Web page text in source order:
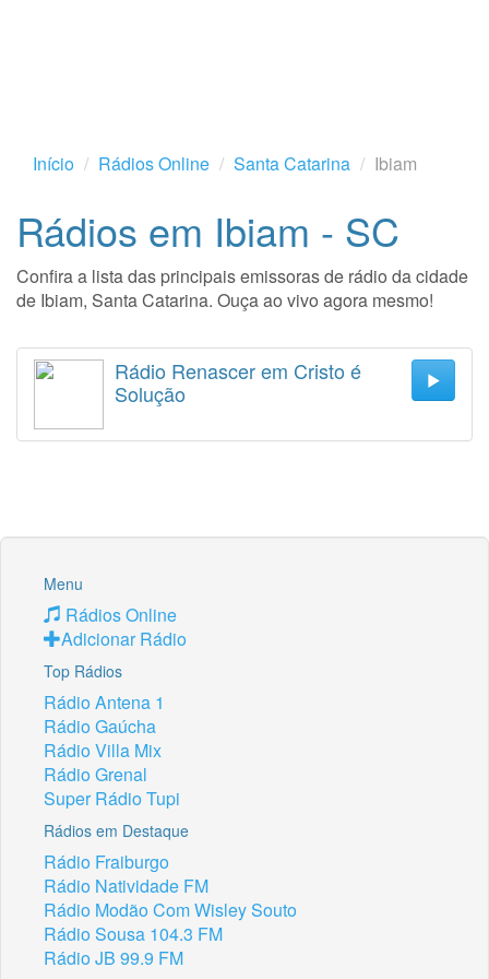
Início Rádios Online Santa Catarina Ibiam
Rádios em Ibiam - SC
Confira a lista das principais emissoras de rádio da cidade
de Ibiam, Santa Catarina. Ouça ao vivo agora mesmo!
Rádio Renascer em Cristo é
Solução
Menu
Rádios Online
Adicionar Rádio
Top Rádios
Rádio Antena 1
Rádio Gaúcha
Rádio Villa Mix
Rádio Grenal
Super Rádio Tupi
Rádios em Destaque
Rádio Fraiburgo
Rádio Natividade FM
Rádio Modão Com Wisley Souto
Rádio Sousa 104.3 FM
Rádio JB 99.9 FM